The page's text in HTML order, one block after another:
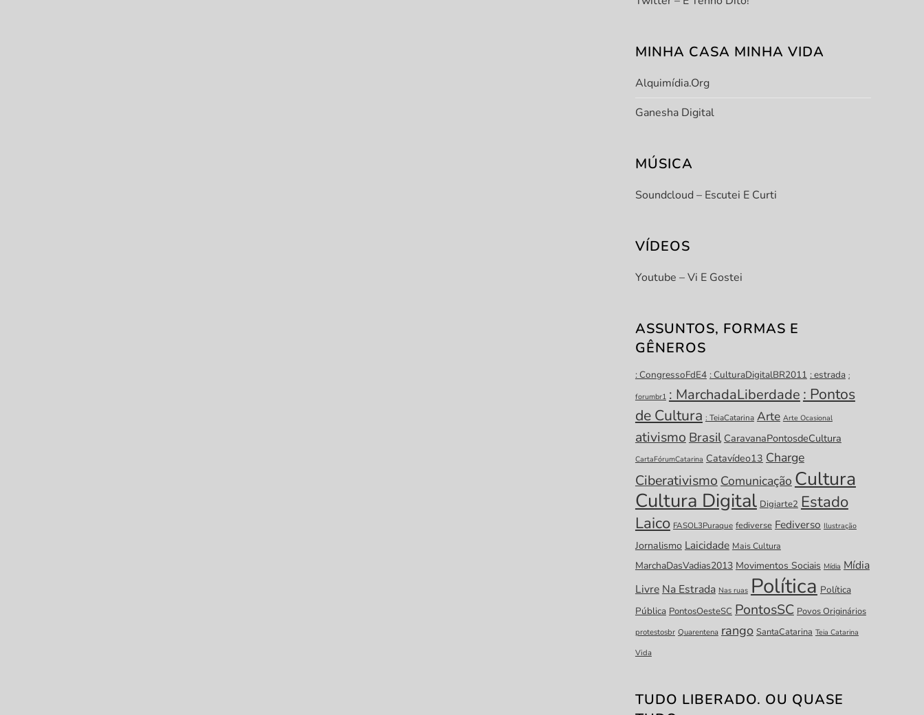
MINHA CASA MINHA VIDA
Alquimídia.org
Ganesha Digital
MÚSICA
Soundcloud – Escutei E Curti
VÍDEOS
Youtube – Vi E Gostei
ASSUNTOS, FORMAS E
GÊNEROS
: CongressoFdE4 : CulturaDigitalBR2011 : estrada :
forumbr1 : MarchadaLiberdade : Pontos
de Cultura : TeiaCatarina Arte Arte Ocasional
ativismo Brasil CaravanaPontosdeCultura
CartaFórumCatarina Catavídeo13 Charge
Ciberativismo Comunicação Cultura
Cultura Digital Digiarte2 Estado
Laico FASOL3Puraque fediverse Fediverso Ilustração
Jornalismo Laicidade Mais Cultura
MarchaDasVadias2013 Movimentos Sociais Mídia Mídia
Livre Na Estrada Nas ruas Política Política
Pública PontosOesteSC PontosSC Povos Originários
protestosbr Quarentena rango SantaCatarina Teia Catarina
Vida
TUDO LIBERADO. OU QUASE